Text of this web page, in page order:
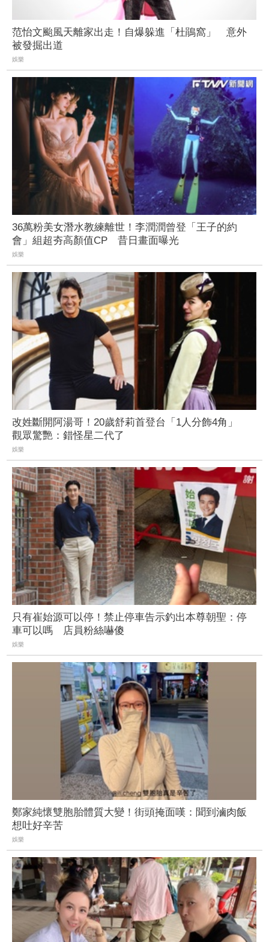
范怡文颱風天離家出走！自爆躲進「杜鵑窩」 意外
被發掘出道
娛樂
36萬粉美女潛水教練離世！李潤潤曾登「王子的約
會」組超夯高顏值CP 昔日畫面曝光
娛樂
改姓斷開阿湯哥！20歲舒莉首登台「1人分飾4角」
觀眾驚艷：錯怪星二代了
娛樂
只有崔始源可以停！禁止停車告示釣出本尊朝聖：停
車可以嗎 店員粉絲嚇傻
娛樂
鄭家純懷雙胞胎體質大變！街頭掩面嘆：聞到滷肉飯
想吐好辛苦
娛樂